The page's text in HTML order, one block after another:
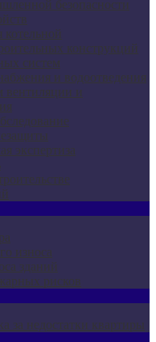
безопасности
котельной
конструкций
систем
и водоотведения
вентиляции и
экспертиза
износа
зданий
рисков
за недостатки квартиры